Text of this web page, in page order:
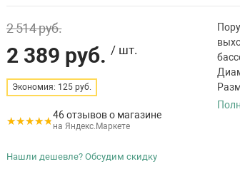
2 514 руб.
2 389 руб. / шт.
Экономия: 125 руб.
46 отзывов о магазине
на Яндекс.Маркете
Нашли дешевле? Обсудим скидку